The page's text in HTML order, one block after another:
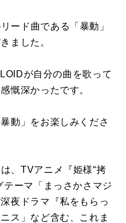
ード曲である「暴動」
ました。
が自分の曲を歌って
慨深かったです。
動」をお楽しみくださ
、TVアニメ『姫様“拷
テーマ「まっさかさマジ
夜ドラマ『私をもらっ
ス」など含む、これま